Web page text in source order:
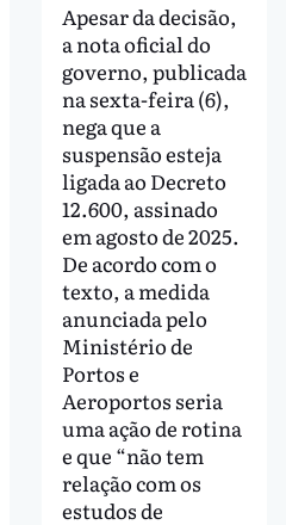
Apesar da decisão,
a nota oficial do
governo, publicada
na sexta-feira (6),
nega que a
suspensão esteja
ligada ao Decreto
12.600, assinado
em agosto de 2025.
De acordo com o
texto, a medida
anunciada pelo
Ministério de
Portos e
Aeroportos seria
uma ação de rotina
e que “não tem
relação com os
estudos de